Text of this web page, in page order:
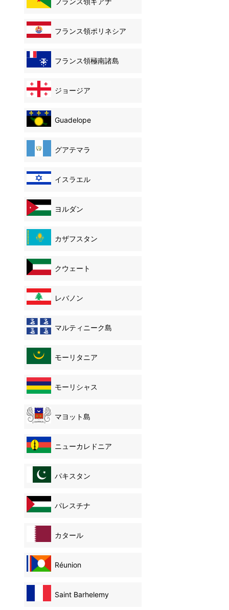
フランス領ポリネシア
フランス領極南諸島
ジョージア
Guadelope
グアテマラ
イスラエル
ヨルダン
カザフスタン
クウェート
レバノン
マルティニーク島
モーリタニア
モーリシャス
マヨット島
ニューカレドニア
パキスタン
パレスチナ
カタール
Réunion
Saint Barhelemy